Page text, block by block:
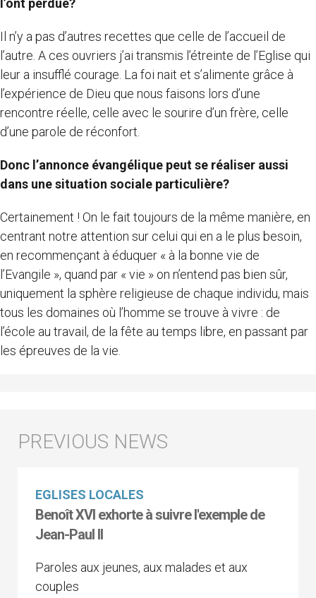
l’ont perdue?
Il n’y a pas d’autres recettes que celle de l’accueil de
l’autre. A ces ouvriers j’ai transmis l’étreinte de l’Eglise qui
leur a insufflé courage. La foi nait et s’alimente grâce à
l’expérience de Dieu que nous faisons lors d’une
rencontre réelle, celle avec le sourire d’un frère, celle
d’une parole de réconfort.
Donc l’annonce évangélique peut se réaliser aussi
dans une situation sociale particulière?
Certainement ! On le fait toujours de la même manière, en
centrant notre attention sur celui qui en a le plus besoin,
en recommençant à éduquer « à la bonne vie de
l’Evangile », quand par « vie » on n’entend pas bien sûr,
uniquement la sphère religieuse de chaque individu, mais
tous les domaines où l’homme se trouve à vivre : de
l’école au travail, de la fête au temps libre, en passant par
les épreuves de la vie.
EGLISES LOCALES
Benoît XVI exhorte à suivre l'exemple de
Jean-Paul II
Paroles aux jeunes, aux malades et aux
couples